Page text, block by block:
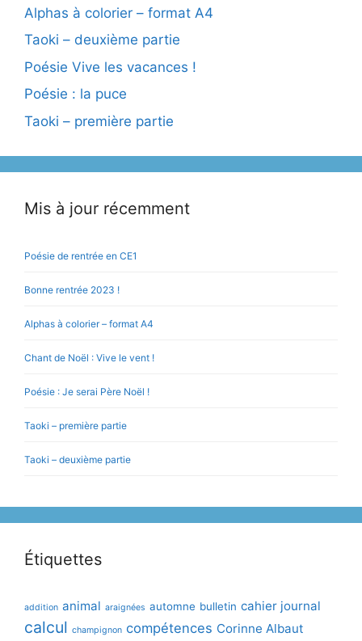
Alphas à colorier – format A4
Taoki – deuxième partie
Poésie Vive les vacances !
Poésie : la puce
Taoki – première partie
Mis à jour récemment
Poésie de rentrée en CE1
Bonne rentrée 2023 !
Alphas à colorier – format A4
Chant de Noël : Vive le vent !
Poésie : Je serai Père Noël !
Taoki – première partie
Taoki – deuxième partie
Étiquettes
addition animal araignées automne bulletin cahier journal
calcul champignon compétences Corinne Albaut